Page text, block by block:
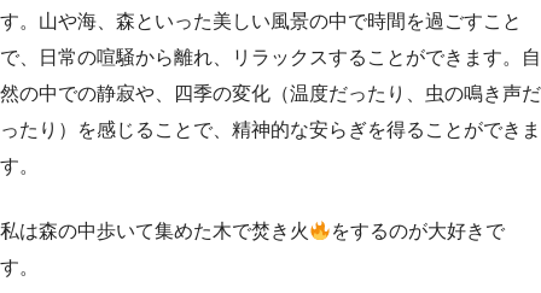
す。山や海、森といった美しい風景の中で時間を過ごすこと
で、日常の喧騒から離れ、リラックスすることができます。自
然の中での静寂や、四季の変化（温度だったり、虫の鳴き声だ
ったり）を感じることで、精神的な安らぎを得ることができま
す。
私は森の中歩いて集めた木で焚き火
をするのが大好きで
す。